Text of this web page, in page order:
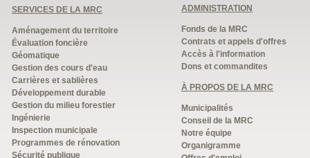
SERVICES DE LA MRC
Aménagement du territoire
Évaluation foncière
Géomatique
Gestion des cours d'eau
Carrières et sablières
Développement durable
Gestion du milieu forestier
Ingénierie
Inspection municipale
Programmes de rénovation
Sécurité publique
ADMINISTRATION
Fonds de la MRC
Contrats et appels d'offres
Accès à l'information
Dons et commandites
À PROPOS DE LA MRC
Municipalités
Conseil de la MRC
Notre équipe
Organigramme